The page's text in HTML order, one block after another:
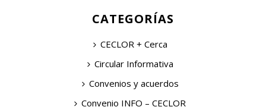
CATEGORÍAS
CECLOR + Cerca
Circular Informativa
Convenios y acuerdos
Convenio INFO – CECLOR